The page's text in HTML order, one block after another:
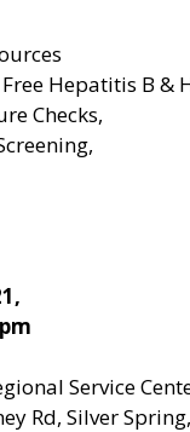
Hepatitis B &
Checks,
Service
Rd, Silver